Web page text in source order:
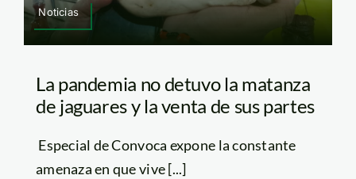
Noticias
La pandemia no detuvo la matanza
de jaguares y la venta de sus partes
Especial de Convoca expone la constante
amenaza en que vive [...]